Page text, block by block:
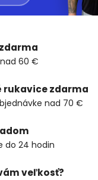
60 €
rukavice zdarma
nad 70 €
do 24 hodin
veľkosť?